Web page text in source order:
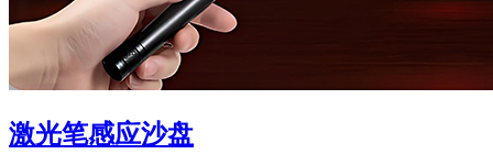
激光笔感应沙盘